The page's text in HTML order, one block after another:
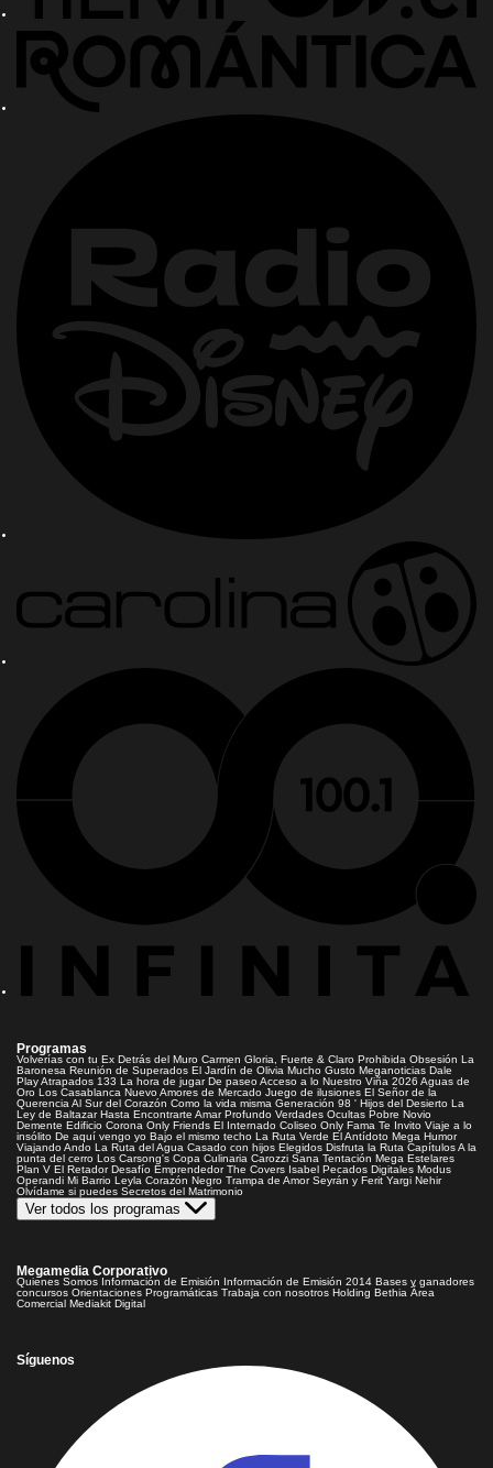
Programas
Volverías con tu Ex Detrás del Muro Carmen Gloria, Fuerte & Claro Prohibida Obsesión La
Baronesa Reunión de Superados El Jardín de Olivia Mucho Gusto Meganoticias Dale
PlayAtrapados 133 La hora de jugar De paseoAcceso a lo Nuestro Viña 2026 Aguas de
Oro Los Casablanca Nuevo Amores de Mercado Juego de ilusiones El Señor de la
Querencia Al Sur del Corazón Como la vida misma Generación 98 ' Hijos del Desierto La
Ley de Baltazar Hasta Encontrarte Amar Profundo Verdades Ocultas Pobre Novio
Demente Edificio Corona Only Friends El Internado Coliseo Only Fama Te Invito Viaje a lo
insólito De aquí vengo yo Bajo el mismo techo La Ruta Verde El Antídoto Mega Humor
Viajando Ando La Ruta del Agua Casado con hijos Elegidos Disfruta la Ruta CapítulosA la
punta del cerro Los Carsong's Copa Culinaria Carozzi Sana Tentación Mega Estelares
Plan V El Retador Desafío Emprendedor The Covers Isabel Pecados Digitales Modus
Operandi Mi Barrio Leyla Corazón Negro Trampa de Amor Seyrán y Ferit Yargi Nehir
Olvídame si puedes Secretos del Matrimonio
Ver todos los programas
Megamedia Corporativo
Quienes Somos Información de Emisión Información de Emisión 2014 Bases y ganadores
concursos Orientaciones Programáticas Trabaja con nosotros Holding Bethia Área
Comercial Mediakit Digital
Síguenos